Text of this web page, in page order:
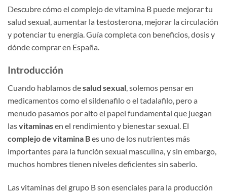
Descubre cómo el complejo de vitamina B puede mejorar tu
salud sexual, aumentar la testosterona, mejorar la circulación
y potenciar tu energía. Guía completa con beneficios, dosis y
dónde comprar en España.
Introducción
Cuando hablamos desalud sexual, solemos pensar en
medicamentos como el sildenafilo o el tadalafilo, pero a
menudo pasamos por alto el papel fundamental que juegan
lasvitaminasen el rendimiento y bienestar sexual. El
complejo de vitamina Bes uno de los nutrientes más
importantes para la función sexual masculina, y sin embargo,
muchos hombres tienen niveles deficientes sin saberlo.
Las vitaminas del grupo B son esenciales para la producción